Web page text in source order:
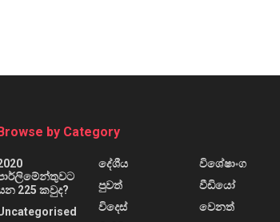
by Category
225 කවුද?
දේශීය
පුවත්
විදෙස්
විශේෂාංග
වීඩියෝ
වෙනත්